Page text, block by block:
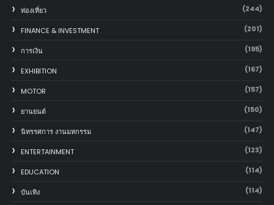
ท่องเที่ยว (244)
FINANCE & INVESTMENT (201)
การเงิน (195)
EXHIBITION (167)
MOTOR (157)
‎ยานยนต์‎ (150)
นิทรรศการ งานมหกรรม (147)
ENTERTAINMENT (123)
EDUCATION (114)
บันเทิง (114)